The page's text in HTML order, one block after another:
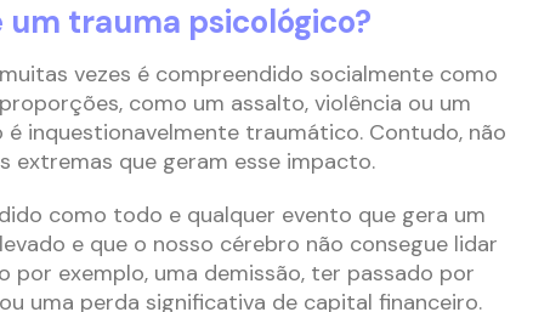
um trauma psicológico?
vezes é compreendido socialmente como
como um assalto, violência ou um
é inquestionavelmente traumático. Contudo, não
extremas que geram esse impacto.
como todo e qualquer evento que gera um
e que o nosso cérebro não consegue lidar
por exemplo, uma demissão, ter passado por
uma perda significativa de capital financeiro.